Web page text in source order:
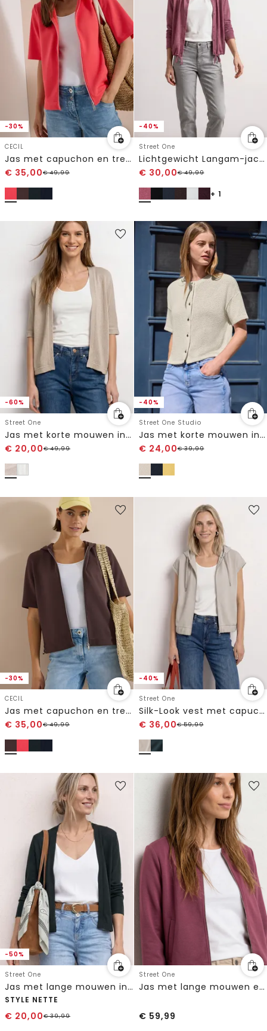
-30%
CECIL
Jas met capuchon en trekkoorden aan de zijkant
€ 35,00€49,99
-40%
Street One
Lichtgewicht Langam-jack in linnenlook
€ 30,00€49,99
+ 1
-60%
Street One
Jas met korte mouwen in gebreide look met glitters
€ 20,00€49,99
-40%
Street One Studio
Jas met korte mouwen in een gebreide look met een ronde hals
€ 24,00€39,99
-30%
CECIL
Jas met capuchon en trekkoorden aan de zijkant
€ 35,00€49,99
-40%
Street One
Silk-Look vest met capuchon
€ 36,00€59,99
-50%
Street One
Jas met lange mouwen in gebreide look
STYLE NETTE
€ 20,00€39,99
Street One
Jas met lange mouwen en een korter model
€ 59,99